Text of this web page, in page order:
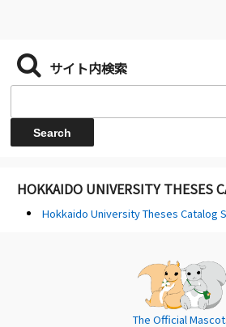
サイト内検索
HOKKAIDO UNIVERSITY THESES
Hokkaido University Theses Catalog
The Official